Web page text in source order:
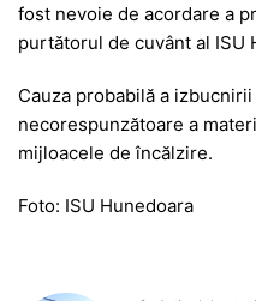
fost nevoie de acordare a
purtătorul de cuvânt al ISU
Cauza probabilă a
necorespunzătoare a
mijloacele de încălzire.
Foto: ISU Hunedoara